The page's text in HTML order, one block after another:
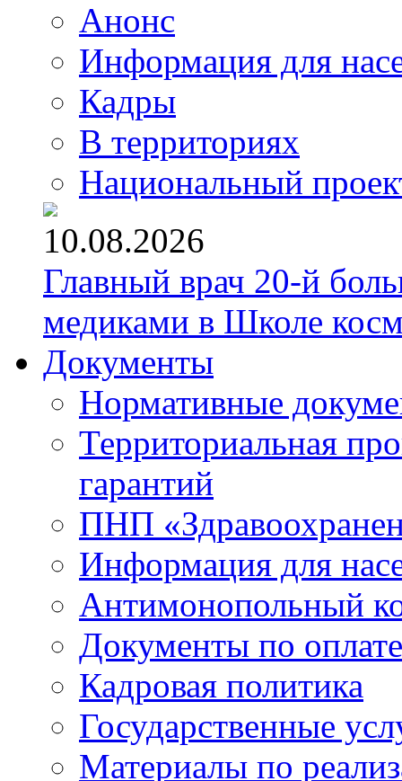
Анонс
Информация для
Кадры
В территориях
Национальный
10.08.2026
Главный врач 20-й
медиками в Школе
Документы
Нормативные
Территориальная
гарантий
ПНП
Информация для
Антимонопольный
Документы по
Кадровая политика
Государственные
Материалы по